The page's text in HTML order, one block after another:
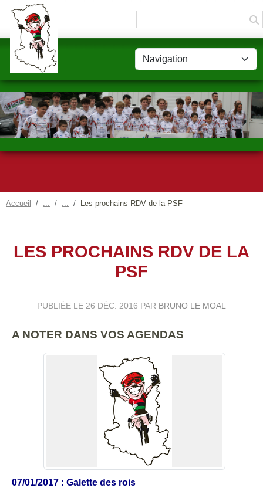
Accueil Les prochains RDV de la PSF
LES PROCHAINS RDV DE LA
PSF
PUBLIÉE LE 26 DÉC. 2016 PAR BRUNO LE MOAL
A NOTER DANS VOS AGENDAS
07/01/2017 : Galette des rois
Panneau de gestion des cookies